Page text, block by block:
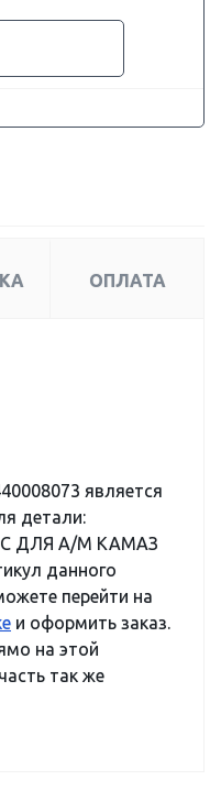
ОПЛАТА
является
детали:
ДЛЯ А/М КАМАЗ
данного
перейти на
и оформить заказ.
на этой
так же